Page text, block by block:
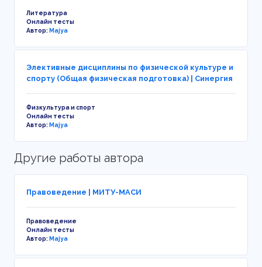
Литература
Онлайн тесты
Автор:Majya
Элективные дисциплины по физической культуре и
спорту (Общая физическая подготовка) | Синергия
Физкультура и спорт
Онлайн тесты
Автор:Majya
Другие работы автора
Правоведение | МИТУ-МАСИ
Правоведение
Онлайн тесты
Автор:Majya